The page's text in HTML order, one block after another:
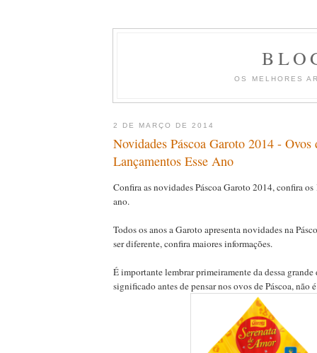
OS MELHORES
2 DE MARÇO DE 2014
Novidades Páscoa Garoto 2014 - Ovos
Lançamentos Esse Ano
Confira as novidades Páscoa Garoto 2014, confira os
ano.
Todos os anos a Garoto apresenta novidades na
ser diferente, confira maiores informações.
É importante lembrar primeiramente da dessa grande
significado antes de pensar nos ovos de Páscoa, não